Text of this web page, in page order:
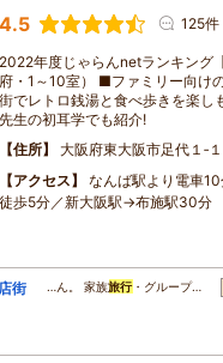
4.5 125件
2022年度じゃらんnetランキング
府・1～10室） ■ファミリー向け
街でレトロ銭湯と食べ歩きを楽
先生の初耳学でも紹介!
住所
大阪府東大阪市足代１‐
アクセス
なんば駅より電車
徒歩5分／新大阪駅→布施駅30分
街
…ん。 家族旅行・グループ…